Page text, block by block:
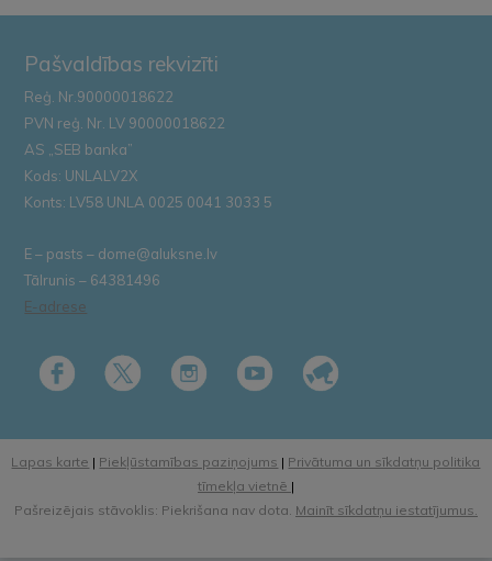
Pašvaldības rekvizīti
Reģ. Nr.90000018622
PVN reģ. Nr. LV 90000018622
AS „SEB banka”
Kods: UNLALV2X
Konts: LV58 UNLA 0025 0041 3033 5
E – pasts – dome@aluksne.lv
Tālrunis – 64381496
E-adrese
Lapas karte | Piekļūstamības paziņojums | Privātuma un sīkdatņu politika
tīmekļa vietnē |
Pašreizējais stāvoklis: Piekrišana nav dota. Mainīt sīkdatņu iestatījumus.